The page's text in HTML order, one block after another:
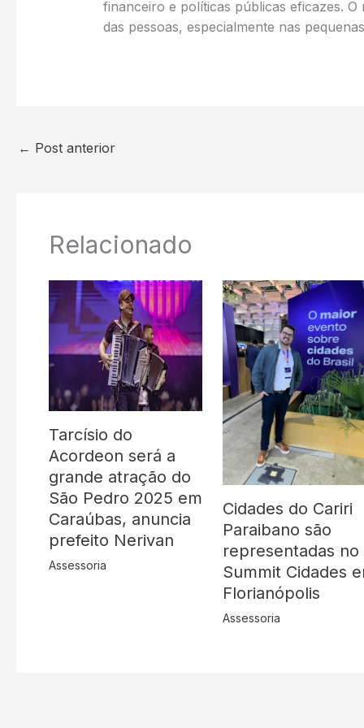
financeiro e políticas públicas eficazes.
das pessoas, especialmente nas
← Post anterior
Relacionado
Tarcísio do
Acordeon será a
grande atração do
São Pedro 2025 em
Caraúbas, anuncia
prefeito Nerivan
Assessoria
Cidades do Cariri
Paraibano são
representadas no
Summit Cidades
Florianópolis
Assessoria